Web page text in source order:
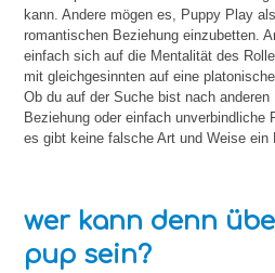
kann. Andere mögen es, Puppy Play
romantischen Beziehung einzubetten.
einfach sich auf die Mentalität des
mit gleichgesinnten auf eine
Ob du auf der Suche bist nach
Beziehung oder einfach unverbindliche
es gibt keine falsche Art und Weise ein
wer kann denn
pup sein?